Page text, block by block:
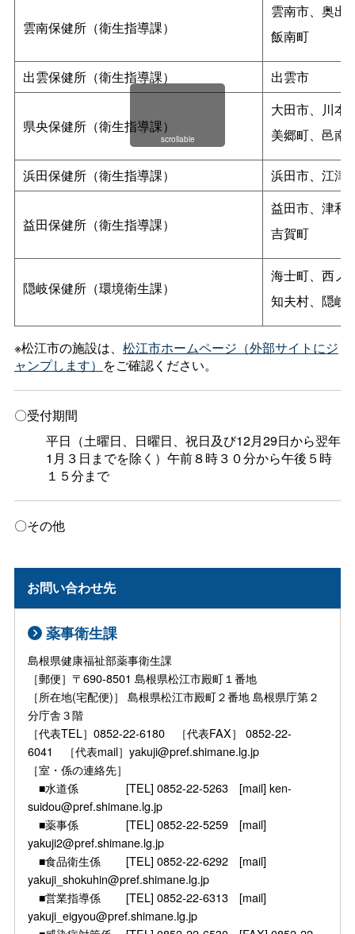
雲南保健所（衛生指導課）
雲南市、奥出
飯南町
出雲保健所（衛生指導課） 出雲市
県央保健所（衛生指導課）
大田市、川本
美郷町、邑南
浜田保健所（衛生指導課） 浜田市、江津
益田保健所（衛生指導課）
益田市、津和
吉賀町
隠岐保健所（環境衛生課）
海士町、西ノ
知夫村、隠岐
scrollable
※松江市の施設は、 松江市ホームページ（外部サイトにジ
ャンプします） をご確認ください。
〇受付期間
平日（土曜日、日曜日、祝日及び12月29日から翌年
1月３日までを除く）午前８時３０分から午後５時
１５分まで
〇その他
お問い合わせ先
薬事衛生課
島根県健康福祉部薬事衛生課
［郵便］〒690-8501 島根県松江市殿町１番地
［所在地(宅配便)］ 島根県松江市殿町２番地 島根県庁第２
分庁舎３階
［代表TEL］0852-22-6180 ［代表FAX］ 0852-22-
6041 ［代表mail］yakuji@pref.shimane.lg.jp
［室・係の連絡先］
■水道係 [TEL] 0852-22-5263 [mail] ken-
suidou@pref.shimane.lg.jp
■薬事係 [TEL] 0852-22-5259 [mail]
yakuji2@pref.shimane.lg.jp
■食品衛生係 [TEL] 0852-22-6292 [mail]
yakuji_shokuhin@pref.shimane.lg.jp
■営業指導係 [TEL] 0852-22-6313 [mail]
yakuji_eigyou@pref.shimane.lg.jp